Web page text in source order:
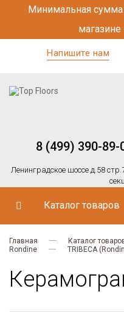
Минимальная сумма
Напишите нам
8 (499) 390-89-
Ленинградское шоссе д.58
Каталог товаров
Главная Каталог
Rondine
TRIBECA